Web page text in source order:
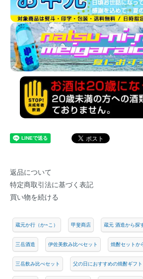
返品について
特定商取引法に基づく表記
買い物を続ける
蔵元か行（か~こ） 甲斐商店 蔵元 酒造から探
三岳酒造 伊佐美飲み比べセット 焼酎セットか
三岳飲み比べセット 父の日におすすめの焼酎ギフト